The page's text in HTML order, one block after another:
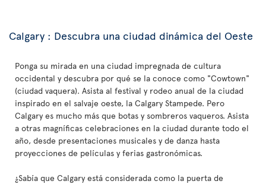
Calgary : Descubra una ciudad dinámica del Oeste
Ponga su mirada en una ciudad impregnada de cultura
occidental y descubra por qué se la conoce como "Cowtown"
(ciudad vaquera). Asista al festival y rodeo anual de la ciudad
inspirado en el salvaje oeste, la Calgary Stampede. Pero
Calgary es mucho más que botas y sombreros vaqueros. Asista
a otras magníficas celebraciones en la ciudad durante todo el
año, desde presentaciones musicales y de danza hasta
proyecciones de películas y ferias gastronómicas.
¿Sabía que Calgary está considerada como la puerta de